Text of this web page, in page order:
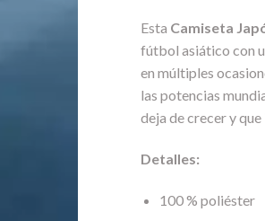
Esta Camiseta
fútbol asiático con
en múltiples
las potencias
deja de crecer y
Detalles:
100 % poliéster